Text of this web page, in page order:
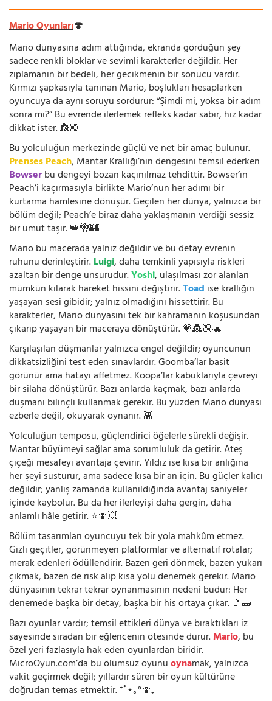
Mario Oyunları🍄
Mario dünyasına adım attığında, ekranda gördüğün şey
sadece renkli bloklar ve sevimli karakterler değildir. Her
zıplamanın bir bedeli, her gecikmenin bir sonucu vardır.
Kırmızı şapkasıyla tanınan Mario, boşlukları hesaplarken
oyuncuya da aynı soruyu sordurur: “Şimdi mi, yoksa bir adım
sonra mı?” Bu evrende ilerlemek refleks kadar sabır, hız kadar
dikkat ister. 👸🏼
Bu yolculuğun merkezinde güçlü ve net bir amaç bulunur.
Prenses Peach, Mantar Krallığı’nın dengesini temsil ederken
Bowserbu dengeyi bozan kaçınılmaz tehdittir. Bowser’ın
Peach’i kaçırmasıyla birlikte Mario’nun her adımı bir
kurtarma hamlesine dönüşür. Geçilen her dünya, yalnızca bir
bölüm değil; Peach’e biraz daha yaklaşmanın verdiği sessiz
bir umut taşır. 👑🐉🏰
Mario bu macerada yalnız değildir ve bu detay evrenin
ruhunu derinleştirir.Luigi, daha temkinli yapısıyla riskleri
azaltan bir denge unsurudur.Yoshi, ulaşılması zor alanları
mümkün kılarak hareket hissini değiştirir.Toad ise krallığın
yaşayan sesi gibidir; yalnız olmadığını hissettirir. Bu
karakterler, Mario dünyasını tek bir kahramanın koşusundan
çıkarıp yaşayan bir maceraya dönüştürür. 💗👸🏼🐢
Karşılaşılan düşmanlar yalnızca engel değildir; oyuncunun
dikkatsizliğini test eden sınavlardır. Goomba’lar basit
görünür ama hatayı affetmez. Koopa’lar kabuklarıyla çevreyi
bir silaha dönüştürür. Bazı anlarda kaçmak, bazı anlarda
düşmanı bilinçli kullanmak gerekir. Bu yüzden Mario dünyası
ezberle değil, okuyarak oynanır. 👾
Yolculuğun temposu, güçlendirici öğelerle sürekli değişir.
Mantar büyümeyi sağlar ama sorumluluk da getirir. Ateş
çiçeği mesafeyi avantaja çevirir. Yıldız ise kısa bir anlığına
her şeyi susturur, ama sadece kısa bir an için. Bu güçler kalıcı
değildir; yanlış zamanda kullanıldığında avantaj saniyeler
içinde kaybolur. Bu da her ilerleyişi daha gergin, daha
anlamlı hâle getirir. ⭐🍄💥
Bölüm tasarımları oyuncuyu tek bir yola mahkûm etmez.
Gizli geçitler, görünmeyen platformlar ve alternatif rotalar;
merak edenleri ödüllendirir. Bazen geri dönmek, bazen yukarı
çıkmak, bazen de risk alıp kısa yolu denemek gerekir. Mario
dünyasının tekrar tekrar oynanmasının nedeni budur: Her
denemede başka bir detay, başka bir his ortaya çıkar. 🚩🧱
Bazı oyunlar vardır; temsil ettikleri dünya ve bıraktıkları iz
sayesinde sıradan bir eğlencenin ötesinde durur.Mario, bu
özel yeri fazlasıyla hak eden oyunlardan biridir.
MicroOyun.com’da bu ölümsüz oyunuoynamak, yalnızca
vakit geçirmek değil; yıllardır süren bir oyun kültürüne
doğrudan temas etmektir. ⁺˚⋆｡°🍄₊